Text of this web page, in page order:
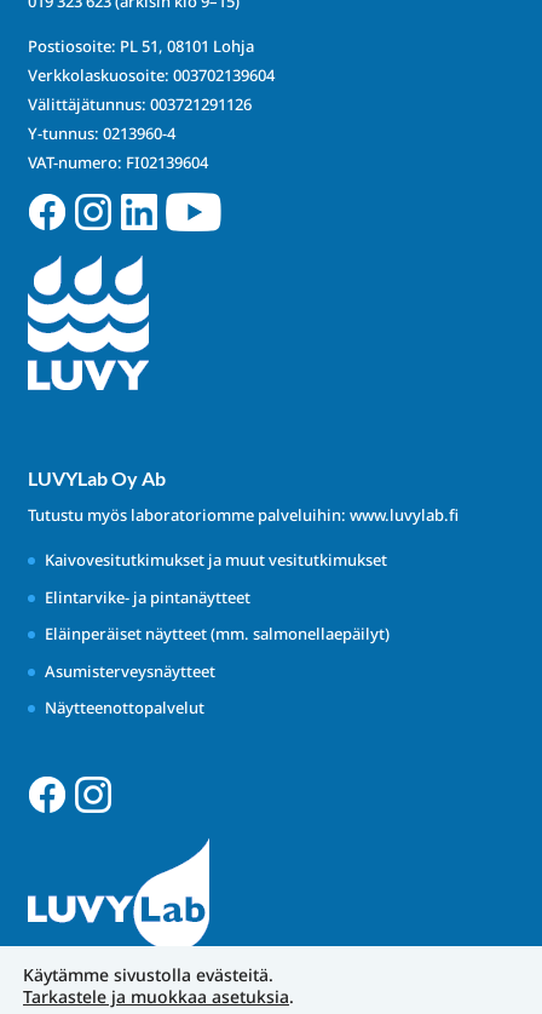
Postiosoite: PL 51, 08101 Lohja
Verkkolaskuosoite: 003702139604
Välittäjätunnus: 003721291126
Y-tunnus: 0213960-4
VAT-numero: FI02139604
LUVYLab Oy Ab
Tutustu myös laboratoriomme palveluihin: www.luvylab.fi
Kaivovesitutkimukset ja muut vesitutkimukset
Elintarvike- ja pintanäytteet
Eläinperäiset näytteet (mm. salmonellaepäilyt)
Asumisterveysnäytteet
Näytteenottopalvelut
Käytämme sivustolla evästeitä.
Tarkastele ja muokkaa asetuksia.